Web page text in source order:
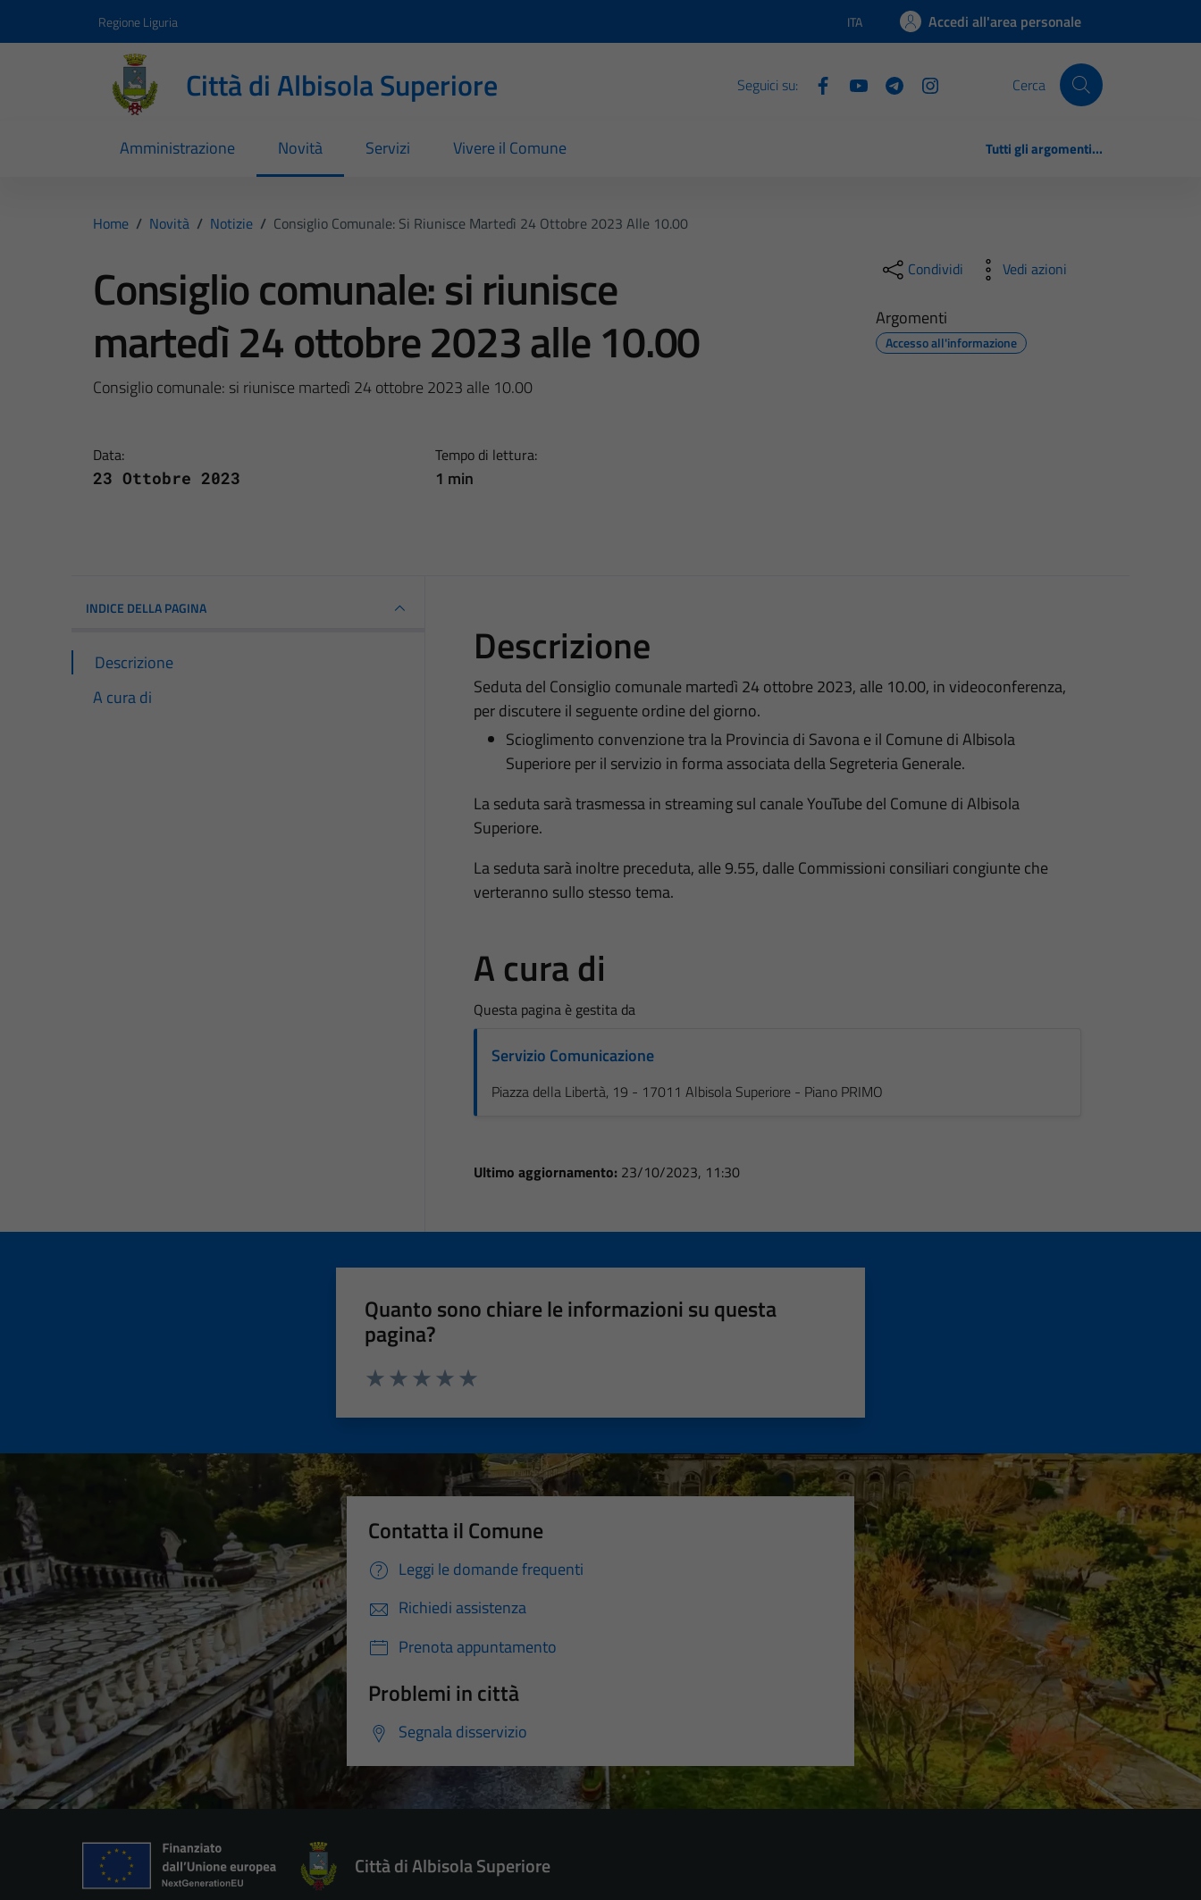
Regione Liguria Lingua attiva:
ITA Accedi all'area personale
Città di Albisola Superiore Seguici su: Cerca
Amministrazione Novità Servizi Vivere il Comune Tutti gli argomenti...
Home / Novità / Notizie / Consiglio Comunale: Si Riunisce Martedì 24 Ottobre 2023 Alle 10.00
Consiglio comunale: si riunisce
martedì 24 ottobre 2023 alle 10.00
Consiglio comunale: si riunisce martedì 24 ottobre 2023 alle 10.00
Data:
23 Ottobre 2023
Tempo di lettura:
1 min
Condividi Vedi azioni
Argomenti
Accesso all'informazione
INDICE DELLA PAGINA
Descrizione
A cura di
Descrizione
Seduta del Consiglio comunale martedì 24 ottobre 2023, alle 10.00, in videoconferenza,
per discutere il seguente ordine del giorno.
Scioglimento convenzione tra la Provincia di Savona e il Comune di Albisola
Superiore per il servizio in forma associata della Segreteria Generale.
La seduta sarà trasmessa in streaming sul canale YouTube del Comune di Albisola
Superiore.
La seduta sarà inoltre preceduta, alle 9.55, dalle Commissioni consiliari congiunte che
verteranno sullo stesso tema.
A cura di
Questa pagina è gestita da
Servizio Comunicazione
Piazza della Libertà, 19 - 17011 Albisola Superiore - Piano PRIMO
Ultimo aggiornamento: 23/10/2023, 11:30
Quanto sono chiare le informazioni su questa
pagina?
Contatta il Comune
Leggi le domande frequenti
Richiedi assistenza
Prenota appuntamento
Problemi in città
Segnala disservizio
Città di Albisola Superiore